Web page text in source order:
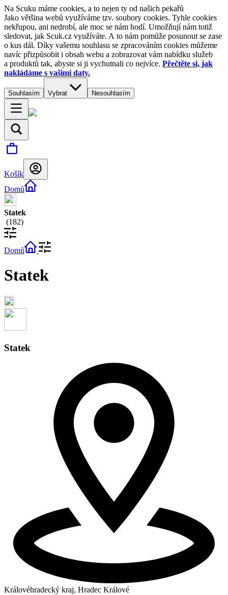
Na Scuku máme cookies, a to nejen ty od našich pekařů
Jako většina webů využíváme tzv. soubory cookies. Tyhle cookies
nekřupou, ani nedrobí, ale moc se nám hodí. Umožňují nám totiž
sledovat, jak Scuk.cz využíváte. A to nám pomůže posunout se zase
o kus dál. Díky vašemu souhlasu se zpracováním cookies můžeme
navíc přizpůsobit i obsah webu a zobrazovat vám nabídku služeb
a produktů tak, abyste si ji vychutnali co nejvíce. Přečtěte si, jak
nakládáme s vašimi daty.
Souhlasím Vybrat Nesouhlasím
Košík
Domů
Statek
(182)
Domů
Statek
Statek
Královéhradecký kraj, Hradec Králové